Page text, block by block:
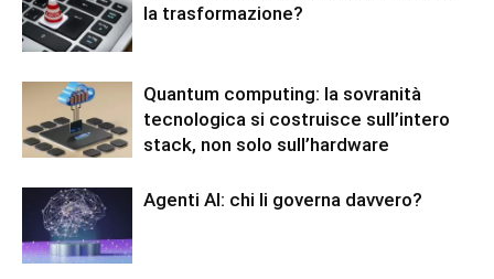
la trasformazione?
Quantum computing: la sovranità
tecnologica si costruisce sull’intero
stack, non solo sull’hardware
Agenti AI: chi li governa davvero?